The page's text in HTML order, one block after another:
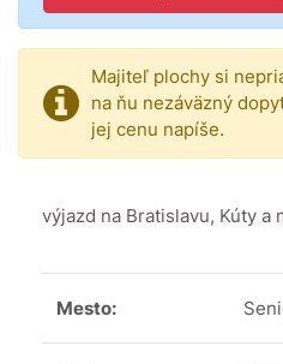
Majiteľ plochy si
na ňu nezáväzný
jej cenu napíše.
výjazd na Bratislavu, Kúty a
Mesto: